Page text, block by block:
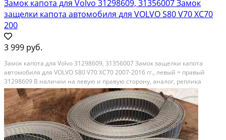
Замок капота для Volvo 31298609, 31356007 Замок
защелки капота автомобиля для VOLVO S80 V70 XC70
200
3 999 руб.
Замок капота для Volvo 31298609, 31356007 Замок защелки капота
автомобиля для VOLVO S80 V70 XC70 2007-2016 гг., левый = правый
31298609 В наличии на левую и правую сторону, аналог, реплика
отличного качества 31298609, 31356007 · Уточняйте у менеджера
Защелка капота, механизм крепления в сборе...